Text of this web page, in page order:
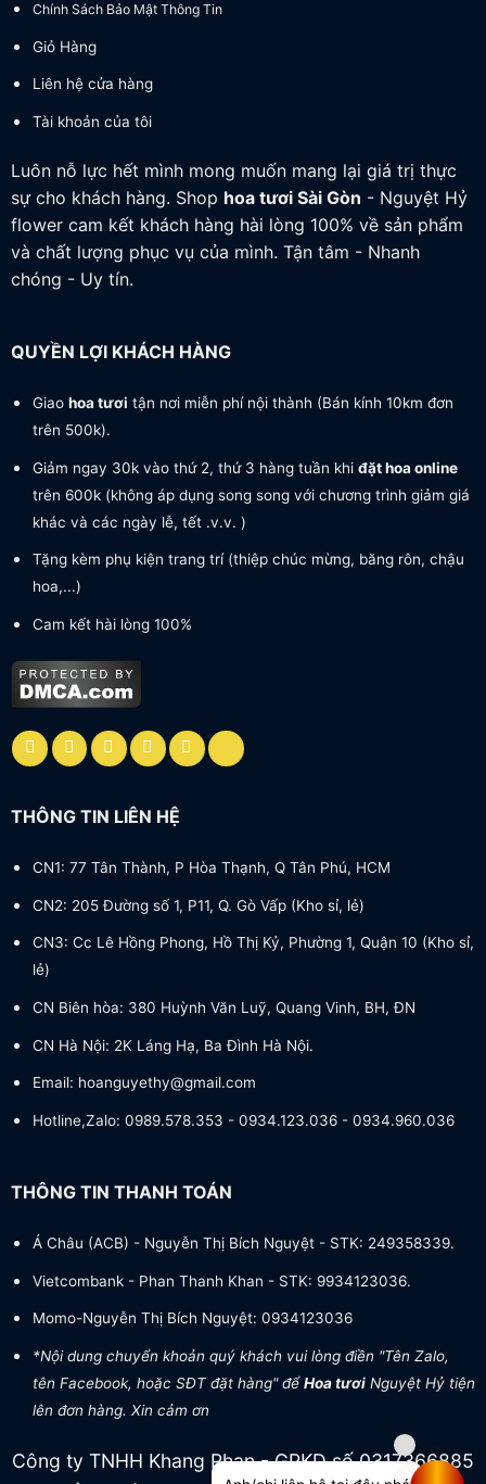
Chính Sách Bảo Mật Thông Tin
Giỏ Hàng
Liên hệ cửa hàng
Tài khoản của tôi
Luôn nỗ lực hết mình mong muốn mang lại giá trị thực
sự cho khách hàng. Shop hoa tươiSài Gòn - Nguyệt Hỷ
flower cam kết khách hàng hài lòng 100% về sản phẩm
và chất lượng phục vụ của mình. Tận tâm - Nhanh
chóng - Uy tín.
QUYỀN LỢI KHÁCH HÀNG
Giao hoa tươi tận nơi miễn phí nội thành (Bán kính 10km đơn
trên 500k).
Giảm ngay 30k vào thứ 2, thứ 3 hàng tuần khi đặt hoa online
trên 600k (không áp dụng song song với chương trình giảm giá
khác và các ngày lễ, tết .v.v. )
Tặng kèm phụ kiện trang trí (thiệp chúc mừng, băng rôn, chậu
hoa,...)
Cam kết hài lòng 100%
THÔNG TIN LIÊN HỆ
CN1: 77 Tân Thành, P Hòa Thạnh, Q Tân Phú, HCM
CN2: 205 Đường số 1, P11, Q. Gò Vấp (Kho sỉ, lẻ)
CN3: Cc Lê Hồng Phong, Hồ Thị Kỷ, Phường 1, Quận 10 (Kho sỉ,
lẻ)
CN Biên hòa: 380 Huỳnh Văn Luỹ, Quang Vinh, BH, ĐN
CN Hà Nội: 2K Láng Hạ, Ba Đình Hà Nội.
Email: hoanguyethy@gmail.com
Hotline,Zalo: 0989.578.353 - 0934.123.036 - 0934.960.036
THÔNG TIN THANH TOÁN
Á Châu (ACB) - Nguyễn Thị Bích Nguyệt - STK: 249358339.
Vietcombank - Phan Thanh Khan - STK: 9934123036.
Momo-Nguyễn Thị Bích Nguyệt: 0934123036
*Nội dung chuyển khoản quý khách vui lòng điền "Tên Zalo,
tên Facebook, hoặc SĐT đặt hàng" đểHoa tươiNguyệt Hỷ tiện
lên đơn hàng. Xin cảm ơn
Công ty TNHH Khang Phan - GPKD số 0317366885